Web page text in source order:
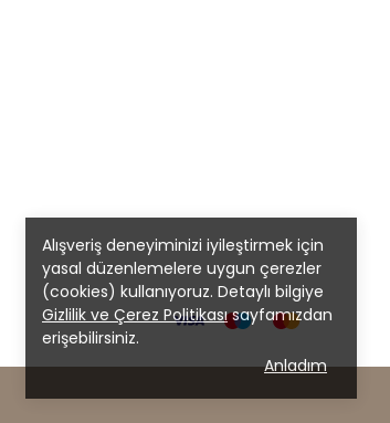
Alışveriş deneyiminizi iyileştirmek için
yasal düzenlemelere uygun çerezler
(cookies) kullanıyoruz. Detaylı bilgiye
Gizlilik ve Çerez Politikasısayfamızdan
erişebilirsiniz.
Anladım